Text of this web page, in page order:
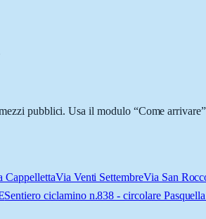
pubblici. Usa il modulo “Come
CappellettaVia Venti SettembreVia San
Sentiero ciclamino n.838 - circolare